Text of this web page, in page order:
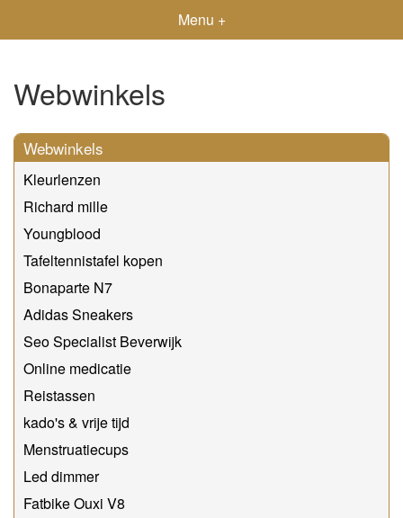
Menu +
Webwinkels
Webwinkels
Kleurlenzen
Richard mille
Youngblood
Tafeltennistafel kopen
Bonaparte N7
Adidas Sneakers
Seo Specialist Beverwijk
Online medicatie
Reistassen
kado's & vrije tijd
Menstruatiecups
Led dimmer
Fatbike Ouxi V8